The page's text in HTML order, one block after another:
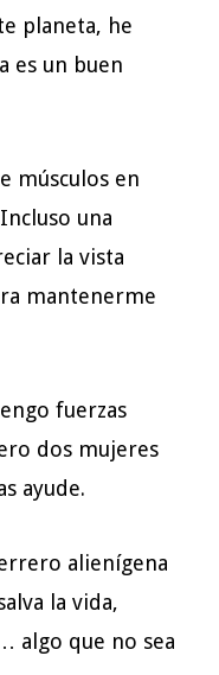
planeta, he
es un buen
músculos en
una
la vista
mantenerme
fuerzas
dos mujeres
ayude.
alienígena
la vida,
algo que no sea